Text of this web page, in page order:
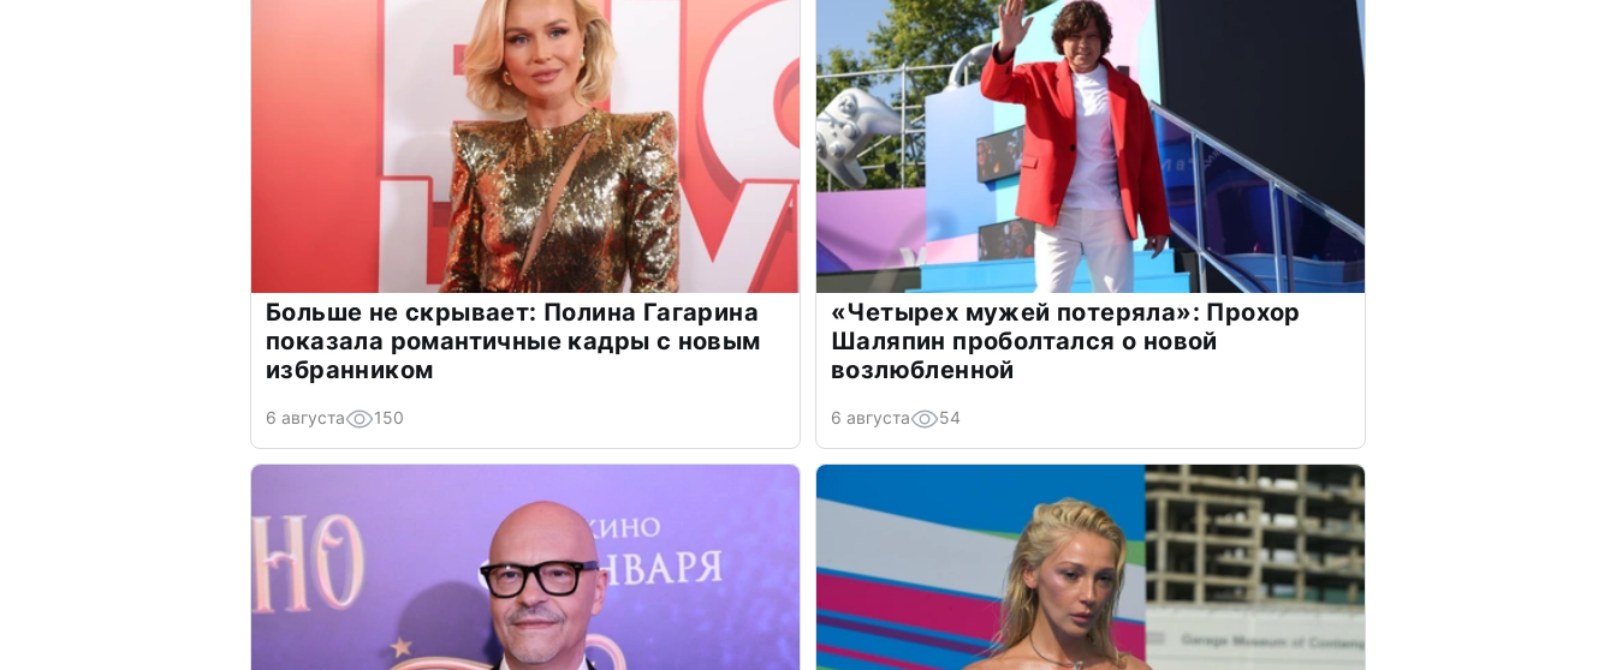
Больше не скрывает: Полина Гагарина
показала романтичные кадры с новым
избранником
6 августа 150
«Четырех мужей потеряла»: Прохор
Шаляпин проболтался о новой
возлюбленной
6 августа 54